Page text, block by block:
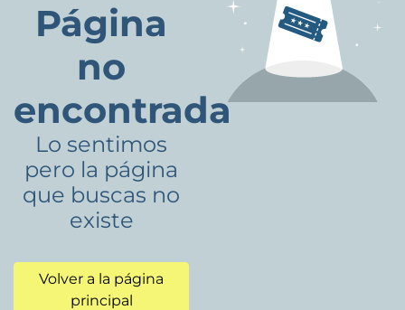
Página
no
encontrada
Lo sentimos
pero la página
que buscas no
existe
Volver a la página
principal